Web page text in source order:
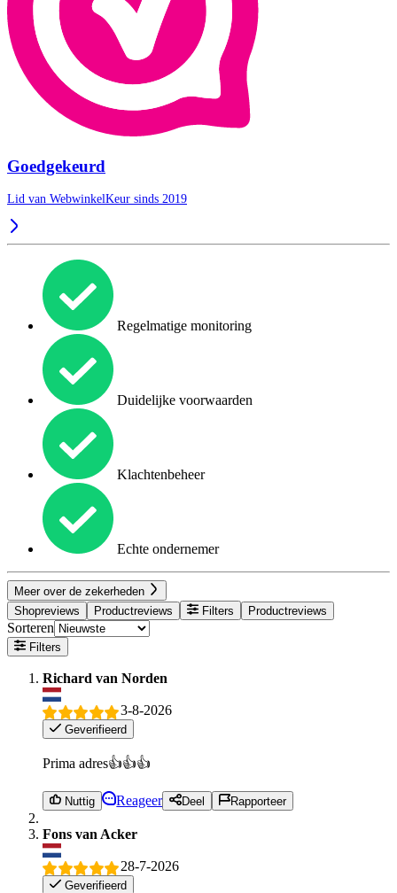
Goedgekeurd
Lid van WebwinkelKeur sinds 2019
Regelmatige monitoring
Duidelijke voorwaarden
Klachtenbeheer
Echte ondernemer
Meer over de zekerheden
Shopreviews
Productreviews Filters Productreviews
Sorteren
Filters
Richard van Norden
3-8-2026
Geverifieerd
Prima adres👍👍👍
Nuttig Reageer Deel Rapporteer
Fons van Acker
28-7-2026
Geverifieerd